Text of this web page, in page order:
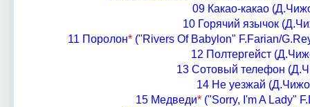
09 Какао-какао
10 Горячий язычок
11 Поролон* ("Rivers Of Babylon" F.Farian/
12 Полтергейст
13 Сотовый телефон
14 Не уезжай
15 Медведи* ("Sorry, I'm A Lady"